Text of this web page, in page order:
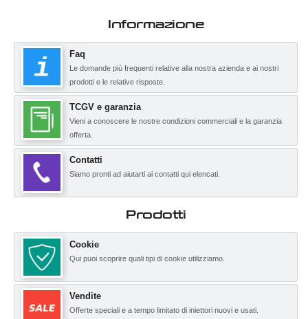
Informazione
Faq
Le domande più frequenti relative alla nostra azienda e ai nostri
prodotti e le relative risposte.
TCGV e garanzia
Vieni a conoscere le nostre condizioni commerciali e la garanzia
offerta.
Contatti
Siamo pronti ad aiutarti ai contatti qui elencati.
Prodotti
Cookie
Qui puoi scoprire quali tipi di cookie utilizziamo.
Vendite
Offerte speciali e a tempo limitato di iniettori nuovi e usati.